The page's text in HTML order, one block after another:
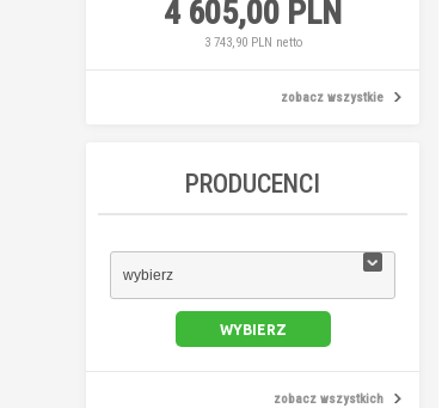
4 605,00 PLN
3 743,90 PLN netto
zobacz wszystkie
PRODUCENCI
wybierz
zobacz wszystkich